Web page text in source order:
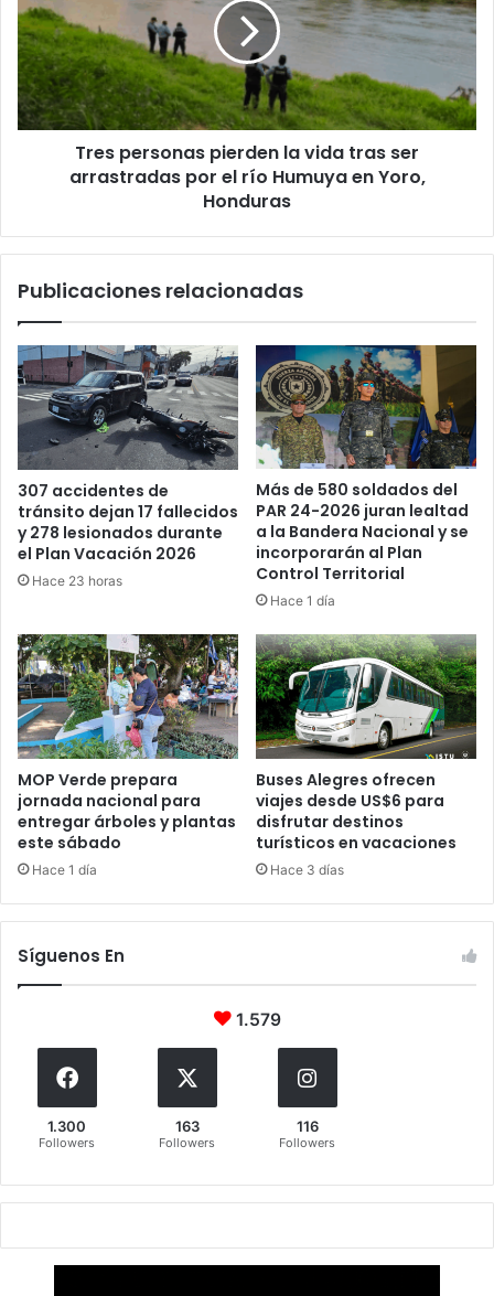
la
vida
tras
ser
arrastradas
por
Yoro,
Tres personas pierden la vida tras ser
arrastradas por el río Humuya en Yoro,
Honduras
Publicaciones relacionadas
307 accidentes de
tránsito dejan 17 fallecidos
y 278 lesionados durante
el Plan Vacación 2026
Hace 23 horas
Más de 580 soldados del
PAR 24-2026 juran lealtad
a la Bandera Nacional y se
incorporarán al Plan
Control Territorial
Hace 1 día
MOP Verde prepara
jornada nacional para
entregar árboles y plantas
este sábado
Hace 1 día
Buses Alegres ofrecen
viajes desde US$6 para
disfrutar destinos
turísticos en vacaciones
Hace 3 días
Síguenos En
1.579
1.300
Followers
163
Followers
116
Followers